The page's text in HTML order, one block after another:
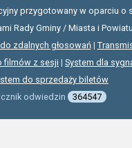
przygotowany w oparciu o
Rady Gminy / Miasta i Powiatu
zdalnych głosowań|
filmów z sesji | System dla
do sprzedaży biletów
odwiedzin
364547